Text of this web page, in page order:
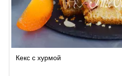
Кекс с хурмой